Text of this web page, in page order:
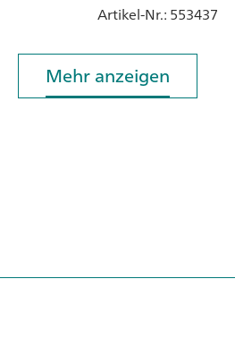
Artikel-Nr.: 553437
Mehr anzeigen
Mehr anzeigen